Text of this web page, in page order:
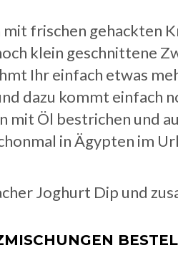
mit frischen
klein geschnittene
Ihr einfach etwas
dazu kommt einfach
mit Öl bestrichen und
in Ägypten im
Joghurt Dip und